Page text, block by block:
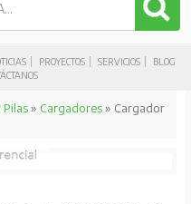
PROYECTOS SERVICIOS
BLOG
Pilas» Cargadores» Cargador